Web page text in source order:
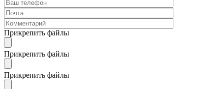
Прикрепить файлы
Прикрепить файлы
Прикрепить файлы